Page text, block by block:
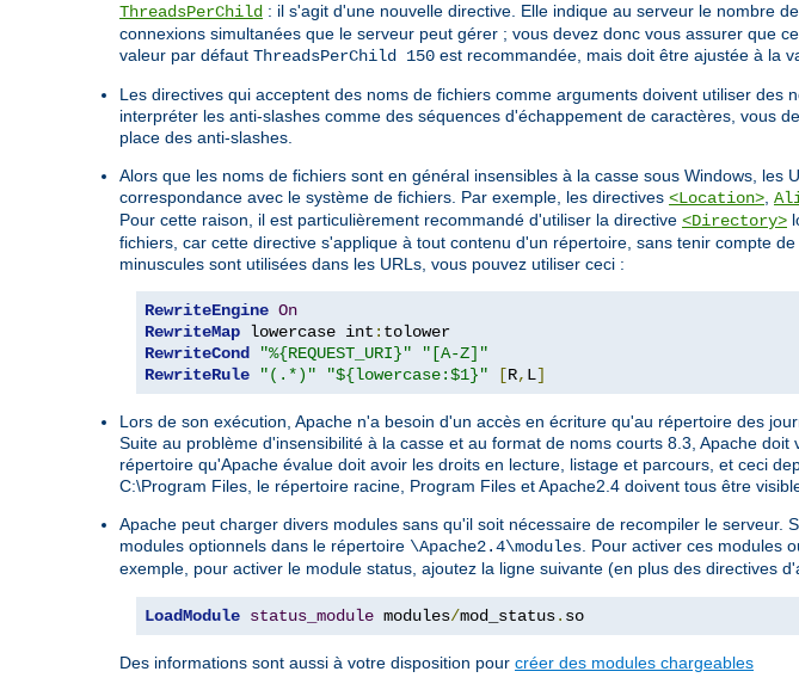
ThreadsPerChild : il s'agit d'une nouvelle directive. Elle indique au serveur le nombre
connexions simultanées que le serveur peut gérer ; vous devez donc vous assurer que
valeur par défaut ThreadsPerChild 150 est recommandée, mais doit être ajustée à la
Les directives qui acceptent des noms de fichiers comme arguments doivent utiliser
interpréter les anti-slashes comme des séquences d'échappement de caractères, vous
place des anti-slashes.
Alors que les noms de fichiers sont en général insensibles à la casse sous Windows,
correspondance avec le système de fichiers. Par exemple, les directives <Location>,
Pour cette raison, il est particulièrement recommandé d'utiliser la directive <Directory>
fichiers, car cette directive s'applique à tout contenu d'un répertoire, sans tenir compte
minuscules sont utilisées dans les URLs, vous pouvez utiliser ceci :
RewriteEngine On
RewriteMap lowercase int :
RewriteCond
"%{REQUEST_URI}"
"[A-Z]"
RewriteRule
"(.*)" "${lowercase:$1}" [R, L]
Lors de son exécution, Apache n'a besoin d'un accès en écriture qu'au répertoire des
Suite au problème d'insensibilité à la casse et au format de noms courts 8.3, Apache
répertoire qu'Apache évalue doit avoir les droits en lecture, listage et parcours, et ceci
C:\Program Files, le répertoire racine, Program Files et Apache2.4 doivent tous être
Apache peut charger divers modules sans qu'il soit nécessaire de recompiler le serveur.
modules optionnels dans le répertoire \Apache2.4\modules. Pour activer ces modules
exemple, pour activer le module status, ajoutez la ligne suivante (en plus des directives
LoadModule status_module modules/mod_status. so
Des informations sont aussi à votre disposition pour créer des modules chargeables